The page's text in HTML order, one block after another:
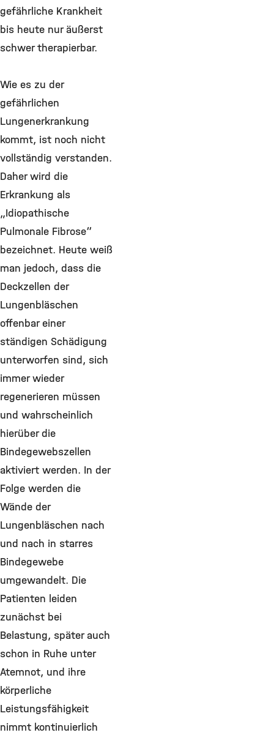
gefährliche Krankheit
bis heute nur äußerst
schwer therapierbar.
Wie es zu der
gefährlichen
Lungenerkrankung
kommt, ist noch nicht
vollständig verstanden.
Daher wird die
Erkrankung als
„Idiopathische
Pulmonale Fibrose“
bezeichnet. Heute weiß
man jedoch, dass die
Deckzellen der
Lungenbläschen
offenbar einer
ständigen Schädigung
unterworfen sind, sich
immer wieder
regenerieren müssen
und wahrscheinlich
hierüber die
Bindegewebszellen
aktiviert werden. In der
Folge werden die
Wände der
Lungenbläschen nach
und nach in starres
Bindegewebe
umgewandelt. Die
Patienten leiden
zunächst bei
Belastung, später auch
schon in Ruhe unter
Atemnot, und ihre
körperliche
Leistungsfähigkeit
nimmt kontinuierlich